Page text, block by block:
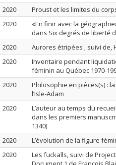
2020
Proust et les limites du
2020
«En finir avec la
dans Six degrés de liberté
2020
Aurores étripées ; suivi de,
2020
Inventaire pendant
féminin au Québec 1970-
2020
Philosophie en pièces(s) :
l’Isle-Adam
2020
L’auteur au temps du
dans les premiers
1340)
2020
L’évolution de la figure
2020
Les fuckalls, suivi de